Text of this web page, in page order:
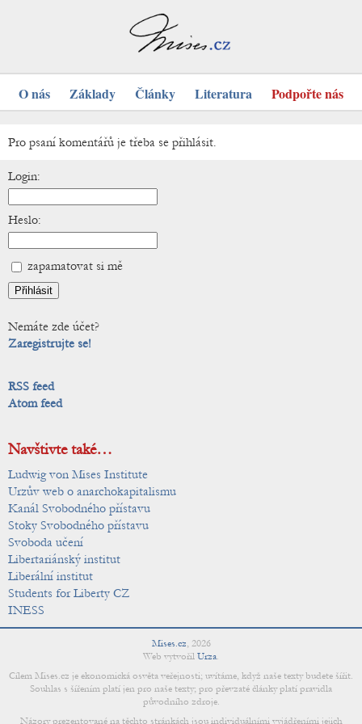
O nás Základy Články Literatura Podpořte nás
Pro psaní komentářů je třeba se přihlásit.
Login:
Heslo:
zapamatovat si mě
Nemáte zde účet?
Zaregistrujte se!
RSS feed
Atom feed
Navštivte také…
Ludwig von Mises Institute
Urzův web o anarchokapitalismu
Kanál Svobodného přístavu
Stoky Svobodného přístavu
Svoboda učení
Libertariánský institut
Liberální institut
Students for Liberty CZ
INESS
Mises.cz, 2026
Web vytvořil Urza.
Cílem Mises.cz je ekonomická osvěta veřejnosti; uvítáme, když naše texty budete šířit.
Souhlas s šířením platí jen pro naše texty; pro převzaté články platí pravidla
původního zdroje.
Názory prezentované na těchto stránkách jsou individuálními vyjádřeními jejich